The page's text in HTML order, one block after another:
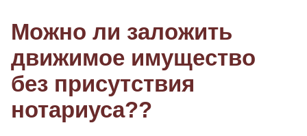
Можно ли заложить
движимое имущество
без присутствия
нотариуса??